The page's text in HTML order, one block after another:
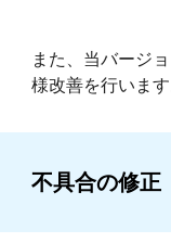
また、当バージ
様改善を行います
不具合の修正